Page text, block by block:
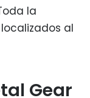
la
al
Gear